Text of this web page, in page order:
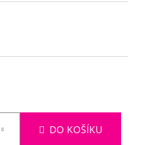
DO KOŠÍKU